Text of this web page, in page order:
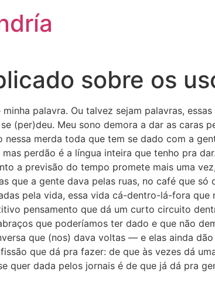
sobre os
palavra. Ou talvez sejam palavras,
(per)deu. Meu sono demora a dar as caras
nessa merda toda que tem se dado com a
perdão é a língua inteira que tenho pra
a previsão do tempo promete mais uma
que a gente dava pelas ruas, no café que
pela vida, essa vida cá-dentro-lá-fora
pensamento que dá um curto circuito
que poderíamos ter dado e que não
que (nos) dava voltas — e elas ainda
que dá pra fazer: de que às vezes dá
quer dada pelos jornais é de que já dá pra